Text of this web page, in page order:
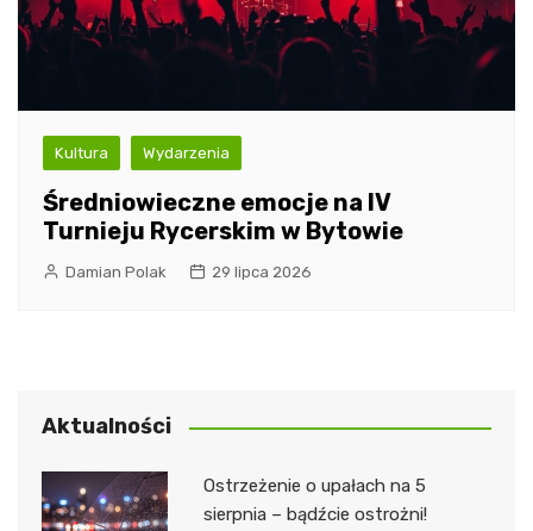
Kultura Wydarzenia
Średniowieczne emocje na IV
Turnieju Rycerskim w Bytowie
Damian Polak 29 lipca 2026
Aktualności
Ostrzeżenie o upałach na 5
sierpnia – bądźcie ostrożni!